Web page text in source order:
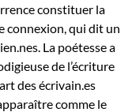
constituer la
connexion, qui dit un
La poétesse a
de l’écriture
des écrivain.es
comme le